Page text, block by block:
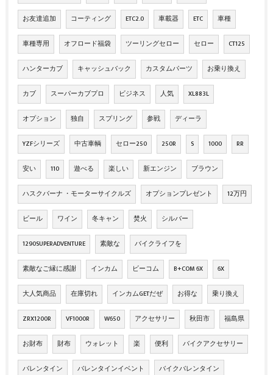
お友達追加 コーティング ETC2.0 車載器 ETC 車種
車種専用 オフロード福袋 ツーリングセロー セロー CT125
ハンターカブ キャッシュバック カスタムパーツ お乗り換え
カブ スーパーカブプロ ビジネス 人気 XL883L
オプション 独自 スプリング 参戦 ディーラ
YZFシリーズ 中古車輌 セロー250 250R S 1000 RR
安い 110 遊べる 楽しい 新エンジン ブラウン
ハスクバーナ ・モーターサイクルズ オプションプレゼント 12万円
ビール ワイン 冬キャン 焚火 シルバー
1290SUPERADVENTURE 素敵な バイクライフを
素敵なご縁に感謝 インカム ビーコム B+COM 6X 6X
大人気商品 在庫切れ インカムGETだぜ お得な 乗り換え
ZRX1200R VF1000R W650 アクセサリー 秋田市 福島県
お財布 財布 ウォレット 楽 便利 バイクアクセサリー
バレンタイン バレンタインイベント バイクバレンタイン